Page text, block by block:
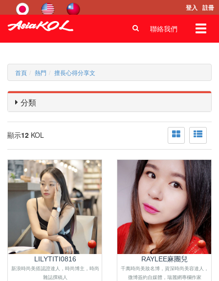
登入 註冊
聯絡我們
首頁 熱門 擅長心得分享文
分類
顯示12 KOL
LILYTITI0816
新浪時尚美搭認證達人，時尚博主，時尚
雜誌撰稿人
RAYLEE麻團兒
千萬時尚美妝名博，資深時尚美容達人，
微博簽約自媒體，瑞麗網專欄作家